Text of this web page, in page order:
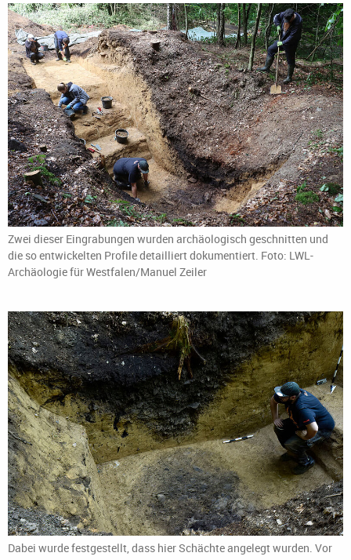
Zwei dieser Eingrabungen wurden archäologisch geschnitten und
die so entwickelten Profile detailliert dokumentiert. Foto: LWL-
Archäologie für Westfalen/Manuel Zeiler
Dabei wurde festgestellt, dass hier Schächte angelegt wurden. Vor